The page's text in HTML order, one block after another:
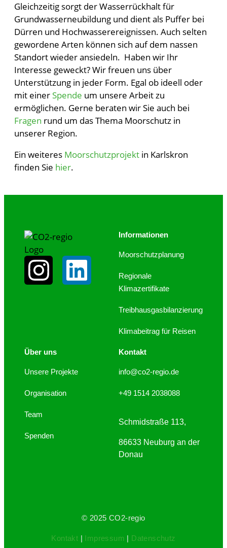
Gleichzeitig sorgt der Wasserrückhalt für
Grundwasserneubildung und dient als Puffer bei
Dürren und Hochwasserereignissen. Auch selten
gewordene Arten können sich auf dem nassen
Standort wieder ansiedeln. Haben wir Ihr
Interesse geweckt? Wir freuen uns über
Unterstützung in jeder Form. Egal ob ideell oder
mit einer Spende um unsere Arbeit zu
ermöglichen. Gerne beraten wir Sie auch bei
Fragen rund um das Thema Moorschutz in
unserer Region.
Ein weiteres Moorschutzprojekt in Karlskron
finden Sie hier.
Informationen
Moorschutzplanung
Regionale
Klimazertifikate
Treibhausgasbilanzierung
Klimabeitrag für Reisen
Über uns
Unsere Projekte
Organisation
Team
Spenden
Kontakt
info@co2-regio.de
+49 1514 2038088
Schmidstraße 113,
86633 Neuburg an der
Donau
© 2025 CO2-regio
Kontakt | Impressum | Datenschutz